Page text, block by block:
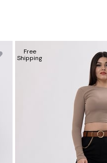
Free
Shipping